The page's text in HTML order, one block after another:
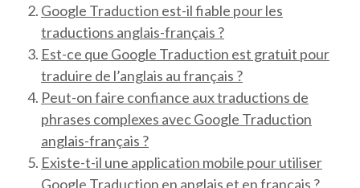
Google Traduction est-il fiable pour les
traductions anglais-français ?
Est-ce que Google Traduction est gratuit pour
traduire de l’anglais au français ?
Peut-on faire confiance aux traductions de
phrases complexes avec Google Traduction
anglais-français ?
Existe-t-il une application mobile pour utiliser
Google Traduction en anglais et en français ?